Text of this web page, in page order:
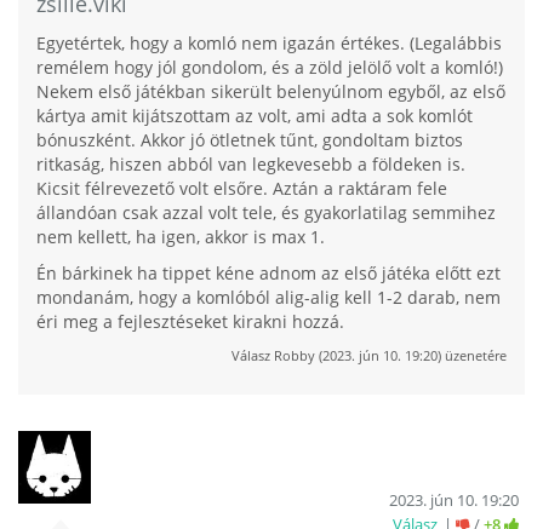
Egyetértek, hogy a komló nem igazán értékes. (Legalábbis
remélem hogy jól gondolom, és a zöld jelölő volt a komló!)
Nekem első játékban sikerült belenyúlnom egyből, az első
kártya amit kijátszottam az volt, ami adta a sok komlót
bónuszként. Akkor jó ötletnek tűnt, gondoltam biztos
ritkaság, hiszen abból van legkevesebb a földeken is.
Kicsit félrevezető volt elsőre. Aztán a raktáram fele
állandóan csak azzal volt tele, és gyakorlatilag semmihez
nem kellett, ha igen, akkor is max 1.
Én bárkinek ha tippet kéne adnom az első játéka előtt ezt
mondanám, hogy a komlóból alig-alig kell 1-2 darab, nem
éri meg a fejlesztéseket kirakni hozzá.
Válasz Robby (2023. jún 10. 19:20) üzenetére
2023. jún 10. 19:20
Válasz
/+8